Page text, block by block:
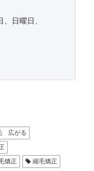
日曜日、
広がる
矯正
縮毛矯正